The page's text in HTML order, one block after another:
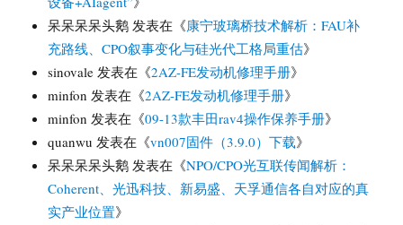
呆呆呆呆头鹅 发表在《康宁玻璃桥技术解析：FAU补
充路线、CPO叙事变化与硅光代工格局重估》
sinovale 发表在《2AZ-FE发动机修理手册》
minfon 发表在《2AZ-FE发动机修理手册》
minfon 发表在《09-13款丰田rav4操作保养手册》
quanwu 发表在《vn007固件（3.9.0）下载》
呆呆呆呆头鹅 发表在《NPO/CPO光互联传闻解析：
Coherent、光迅科技、新易盛、天孚通信各自对应的真
实产业位置》